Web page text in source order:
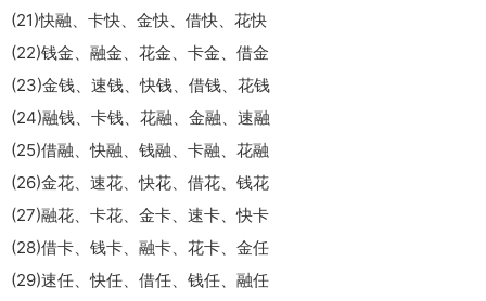
(21)快融、卡快、金快、借快、花快
(22)钱金、融金、花金、卡金、借金
(23)金钱、速钱、快钱、借钱、花钱
(24)融钱、卡钱、花融、金融、速融
(25)借融、快融、钱融、卡融、花融
(26)金花、速花、快花、借花、钱花
(27)融花、卡花、金卡、速卡、快卡
(28)借卡、钱卡、融卡、花卡、金任
(29)速任、快任、借任、钱任、融任